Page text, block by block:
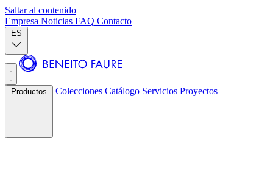
Saltar al contenido
Empresa Noticias FAQ Contacto
ES
Productos Colecciones Catálogo Servicios Proyectos